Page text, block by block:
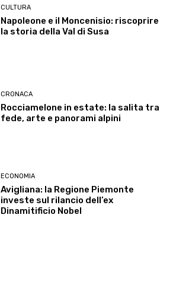
CULTURA
Napoleone e il Moncenisio: riscoprire
la storia della Val di Susa
CRONACA
Rocciamelone in estate: la salita tra
fede, arte e panorami alpini
ECONOMIA
Avigliana: la Regione Piemonte
investe sul rilancio dell’ex
Dinamitificio Nobel